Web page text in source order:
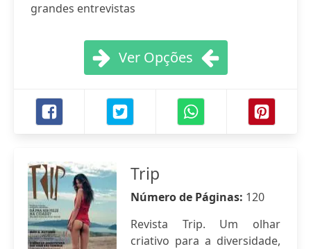
grandes entrevistas
Ver Opções
Trip
Número de Páginas: 120
Revista Trip. Um olhar
criativo para a diversidade,